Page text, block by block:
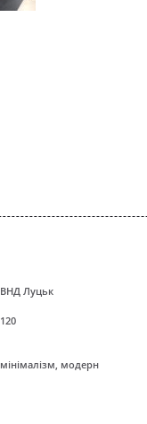
ВНД Луцьк
120
мінімалізм, модерн